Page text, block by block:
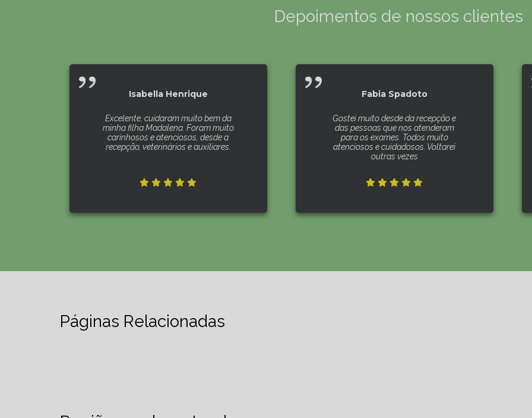
Depoimentos de nossos clientes
Isabella Henrique
Excelente, cuidaram muito bem da
minha filha Madalena. Foram muito
carinhosos e atenciosos, desde a
recepção, veterinários e auxiliares.
Fabia Spadoto
Gostei muito desde da recepção e
das pessoas que nos atenderam
para os exames. Todos muito
atenciosos e cuidadosos. Voltarei
outras vezes
Páginas Relacionadas